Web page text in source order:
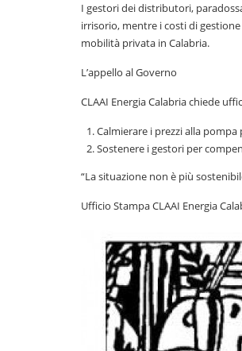
I gestori dei distributori,
irrisorio, mentre i costi di
mobilità privata in Calabria.
L’appello al Governo
CLAAI Energia Calabria chiede
Calmierare i prezzi alla
Sostenere i gestori per
“La situazione non è più
Ufficio Stampa CLAAI Energia